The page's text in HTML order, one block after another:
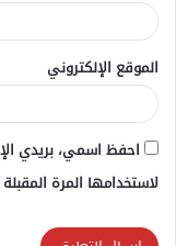
الموقع الإلكتروني
احفظ اسمي، بريدي
لاستخدامها المرة